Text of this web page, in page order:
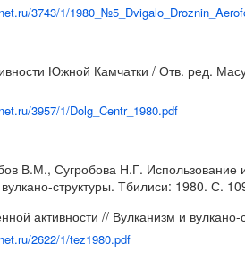
3743/1/
Южной Камчатки / Отв. ред.
3957/1/Dolg_Centr_1980.pdf
В.М., Сугробова Н.Г.
структуры. Тбилиси: 1980. С.
активности // Вулканизм и
2622/1/tez1980.pdf